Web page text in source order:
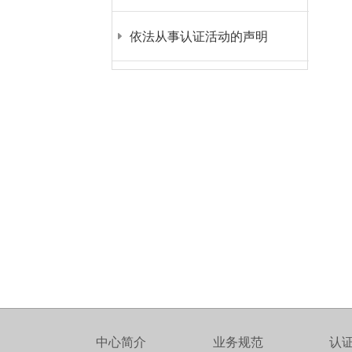
依法从事认证活动的声明
中心简介 业务规范 认